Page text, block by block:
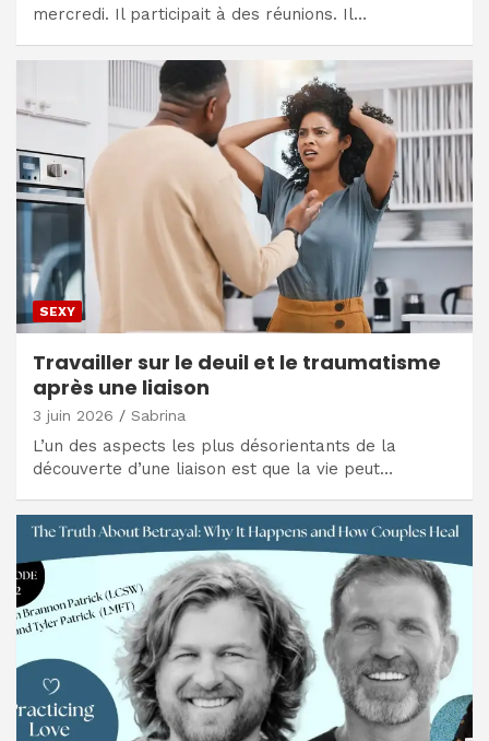
mercredi. Il participait à des réunions. Il…
SEXY
Travailler sur le deuil et le traumatisme
après une liaison
3 juin 2026 Sabrina
L’un des aspects les plus désorientants de la
découverte d’une liaison est que la vie peut…